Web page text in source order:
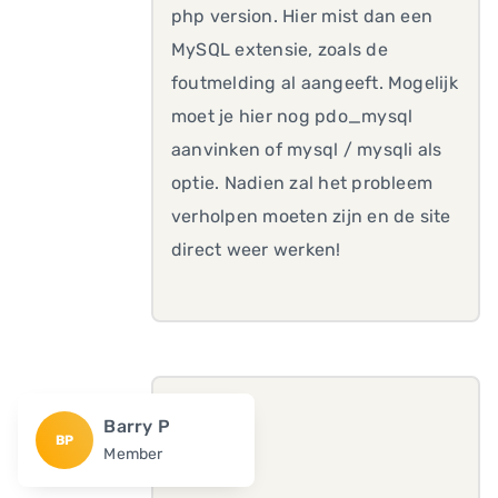
php version. Hier mist dan een
MySQL extensie, zoals de
foutmelding al aangeeft. Mogelijk
moet je hier nog pdo_mysql
aanvinken of mysql / mysqli als
optie. Nadien zal het probleem
verholpen moeten zijn en de site
direct weer werken!
BP
Barry P
Member